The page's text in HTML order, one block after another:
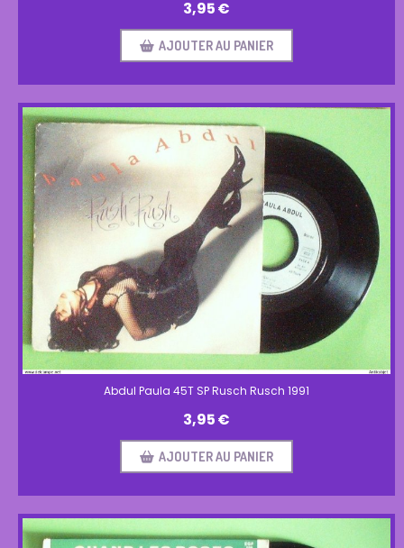
3,95€
AJOUTER AU PANIER
Abdul Paula 45T SP Rusch Rusch 1991
3,95€
AJOUTER AU PANIER